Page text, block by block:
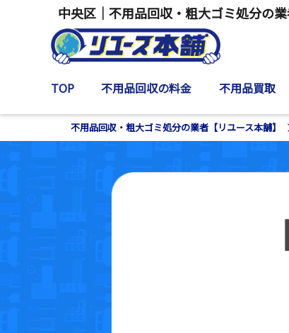
TOP 不用品回収の料金 不用品買取
中央区｜不用品回収・粗大ゴミ処分の業
不用品回収・粗大ゴミ処分の業者【リユース本舗】